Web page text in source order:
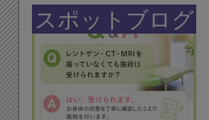
スポットブログ